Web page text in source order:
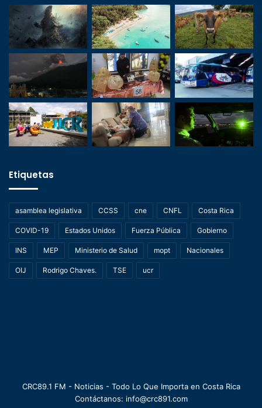
Etiquetas
asamblea legislativa CCSS cne CNFL Costa Rica
COVID-19 Estados Unidos Fuerza Pública Gobierno
INS MEP Ministerio de Salud mopt Nacionales
OIJ Rodrigo Chaves. TSE ucr
CRC89.1 FM - Noticias - Todo Lo Que Importa en Costa Rica
Contáctanos: info@crc891.com